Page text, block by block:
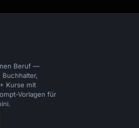
Beruf —
Kurse mit
Vorlagen für